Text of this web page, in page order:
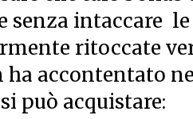
senza intaccare
ritoccate
accontentato
può acquistare: